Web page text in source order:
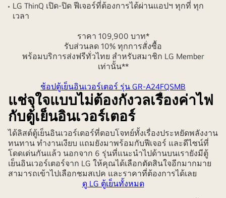
LG ThinQ เปิด-ปิด ฟีเจอร์ที่ต้องการได้ผ่านแอปฯ ทุกที่ ทุก
เวลา
ราคา 109,900 บาท*
รับส่วนลด 10% ทุกการสั่งซื้อ
พร้อมบริการส่งฟรีทั่วไทย สำหรับสมาชิก LG Member
เท่านั้น**
ช้อปตู้เย็นอินเวอร์เตอร์ รุ่น GR-A24FQSMB
แช่จุใจแบบไม่ต้องกังวลเรื่องค่าไฟ
กับตู้เย็นอินเวอร์เตอร์
ได้ลิสต์ตู้เย็นอินเวอร์เตอร์ที่ตอบโจทย์ทั้งเรื่องประหยัดพลังงาน
ทนทาน ทำงานเงียบ แถมยังมาพร้อมกับฟีเจอร์ และดีไซน์ที่
โดดเด่นกันแล้ว นอกจาก 6 รุ่นที่แนะนำไปด้านบนเรายังมีตู้
เย็นอินเวอร์เตอร์จาก LG ให้คุณได้เลือกตัดสินใจอีกมากมาย
สามารถเข้าไปเลือกชมสเปค และราคาที่ต้องการได้เลย
ดู LG ตู้เย็นทั้งหมด